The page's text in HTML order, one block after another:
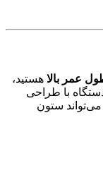
عمر بالا هستید،
با طراحی
می‌تواند ستون